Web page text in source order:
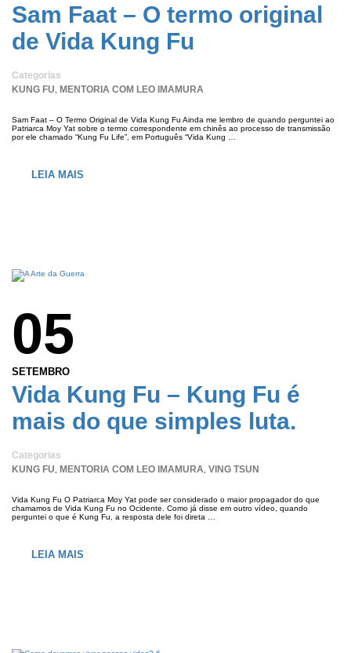
Sam Faat – O termo original
de Vida Kung Fu
Categorias
KUNG FU, MENTORIA COM LEO IMAMURA
Sam Faat – O Termo Original de Vida Kung Fu Ainda me lembro de quando perguntei ao
Patriarca Moy Yat sobre o termo correspondente em chinês ao processo de transmissão
por ele chamado “Kung Fu Life”, em Português “Vida Kung …
LEIA MAIS
05
SETEMBRO
Vida Kung Fu – Kung Fu é
mais do que simples luta.
Categorias
KUNG FU, MENTORIA COM LEO IMAMURA, VING TSUN
Vida Kung Fu O Patriarca Moy Yat pode ser considerado o maior propagador do que
chamamos de Vida Kung Fu no Ocidente. Como já disse em outro vídeo, quando
perguntei o que é Kung Fu, a resposta dele foi direta …
LEIA MAIS